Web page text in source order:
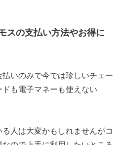
スの支払い方法やお得に
いのみで今では珍しいチェー
も電子マネーも使えない
人は大変かもしれませんがコ